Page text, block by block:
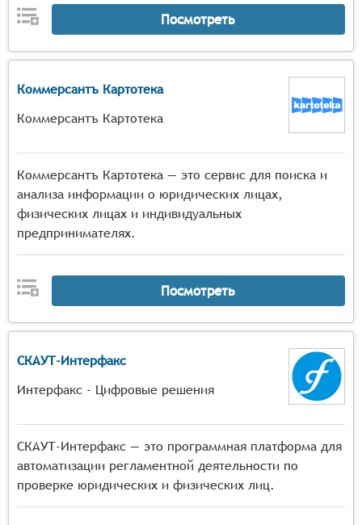
Посмотреть
Коммерсантъ Картотека
Коммерсантъ Картотека
Коммерсантъ Картотека — это сервис для поиска и
анализа информации о юридических лицах,
физических лицах и индивидуальных
предпринимателях.
Посмотреть
СКАУТ-Интерфакс
Интерфакс - Цифровые решения
СКАУТ-Интерфакс — это программная платформа для
автоматизации регламентной деятельности по
проверке юридических и физических лиц.